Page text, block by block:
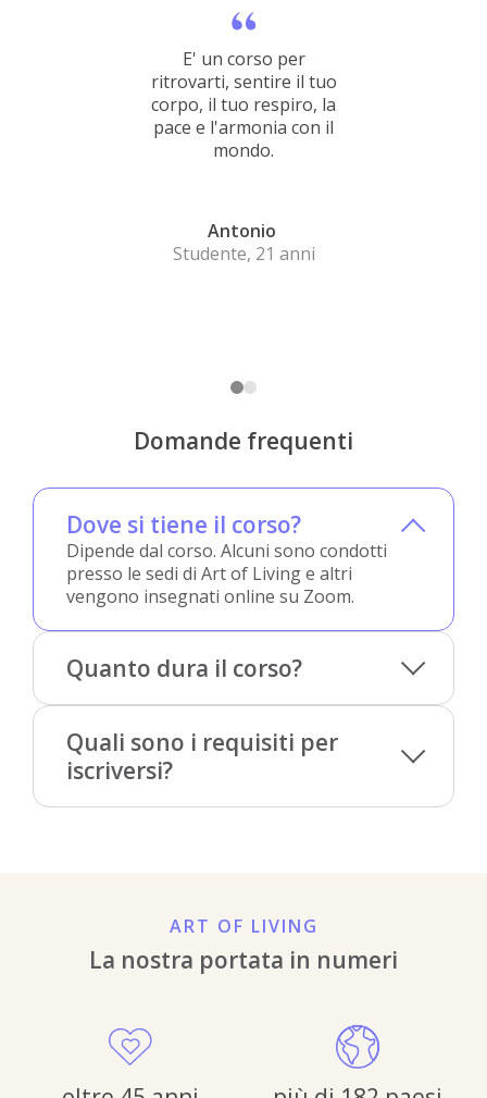
E' un corso per
ritrovarti, sentire il tuo
corpo, il tuo respiro, la
pace e l'armonia con il
mondo.
Antonio
Studente, 21 anni
Domande frequenti
Dove si tiene il corso?
Dipende dal corso. Alcuni sono condotti
presso le sedi di Art of Living e altri
vengono insegnati online su Zoom.
Quanto dura il corso?
Quali sono i requisiti per
iscriversi?
ART OF LIVING
La nostra portata in numeri